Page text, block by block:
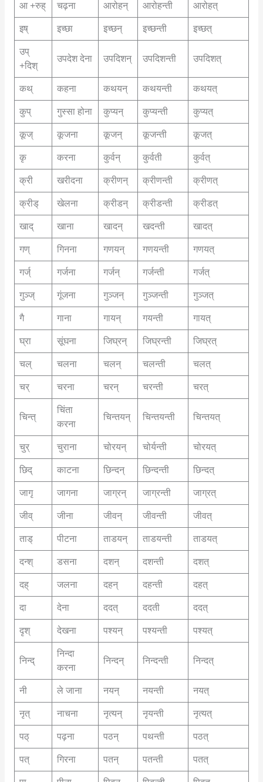
आ +रुह् चढ़ना आरोहन् आरोहन्ती आरोहत्
इष् इच्छा इच्छन् इच्छन्ती इच्छत्
उप्
+दिश्
उपदेश देना उपदिशन् उपदिशन्ती उपदिशत्
कथ् कहना कथयन् कथयन्ती कथयत्
कुप् गुस्सा होना कुप्यन् कुप्यन्ती कुप्यत्
कूज् कूजना कूजन् कूजन्ती कूजत्
कृ करना कुर्वन् कुर्वती कुर्वत्
क्री खरीदना क्रीणन् क्रीणन्ती क्रीणत्
क्रीड् खेलना क्रीडन् क्रीडन्ती क्रीडत्
खाद् खाना खादन् खदन्ती खादत्
गण् गिनना गणयन् गणयन्ती गणयत्
गर्ज् गर्जना गर्जन् गर्जन्ती गर्जत्
गुञ्ज् गूंजना गुञ्जन् गुञ्जन्ती गुञ्जत्
गै गाना गायन् गयन्ती गायत्
घ्रा सूंघना जिघ्रन् जिघ्रन्ती जिघ्रत्
चल् चलना चलन् चलन्ती चलत्
चर् चरना चरन् चरन्ती चरत्
चिन्त्
चिंता
करना
चिन्तयन् चिन्तयन्ती चिन्तयत्
चुर् चुराना चोरयन् चोर्यन्ती चोरयत्
छिद् काटना छिन्दन् छिन्दन्ती छिन्दत्
जागृ जागना जाग्रन् जाग्रन्ती जाग्रत्
जीव् जीना जीवन् जीवन्ती जीवत्
ताड् पीटना ताडयन् ताडयन्ती ताडयत्
दन्श् डसना दशन् दशन्ती दशत्
दह् जलना दहन् दहन्ती दहत्
दा देना ददत् ददती ददत्
दृश् देखना पश्यन् पश्यन्ती पश्यत्
निन्द्
निन्दा
करना
निन्दन् निन्दन्ती निन्दत्
नी ले जाना नयन् नयन्ती नयत्
नृत् नाचना नृत्यन् नृयन्ती नृत्यत्
पठ् पढ़ना पठन् पथन्ती पठत्
पत् गिरना पतन् पतन्ती पतत्